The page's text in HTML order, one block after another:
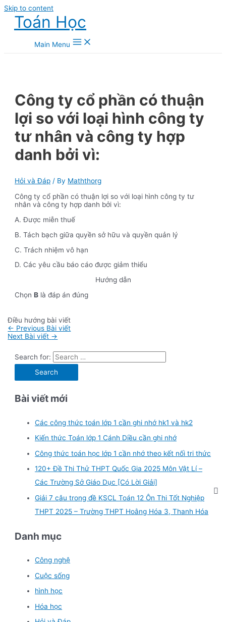
Skip to content
Toán Học
Main Menu
Công ty cổ phần có thuận
lợi so với loại hình công ty
tư nhân và công ty hợp
danh bởi vì:
Hỏi và Đáp / By Maththorg
Công ty cổ phần có thuận lợi so với loại hình công ty tư
nhân và công ty hợp danh bởi vì:
A. Được miễn thuế
B. Tách bạch giữa quyền sở hữu và quyền quản lý
C. Trách nhiệm vô hạn
D. Các yêu cầu báo cáo được giảm thiểu
Hướng dẫn
ChọnB là đáp án đúng
Điều hướng bài viết
← Previous Bài viết
Next Bài viết →
Search for:
Bài viết mới
Các công thức toán lớp 1 cần ghi nhớ hk1 và hk2
Kiến thức Toán lớp 1 Cánh Diều cần ghi nhớ
Công thức toán học lớp 1 cần nhớ theo kết nối tri thức
120+ Đề Thi Thử THPT Quốc Gia 2025 Môn Vật Lí –
Các Trường Sở Giáo Dục [Có Lời Giải]
Giải 7 câu trong đề KSCL Toán 12 Ôn Thi Tốt Nghiệp
THPT 2025 – Trường THPT Hoằng Hóa 3, Thanh Hóa
Danh mục
Công nghệ
Cuộc sống
hình học
Hóa học